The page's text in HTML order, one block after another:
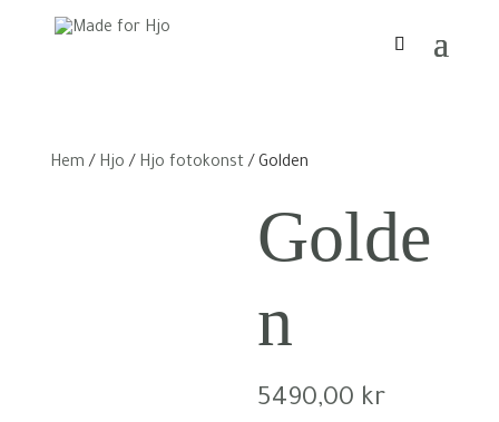
Hem / Hjo / Hjo fotokonst/ Golden
Golde
n
5490,00 kr